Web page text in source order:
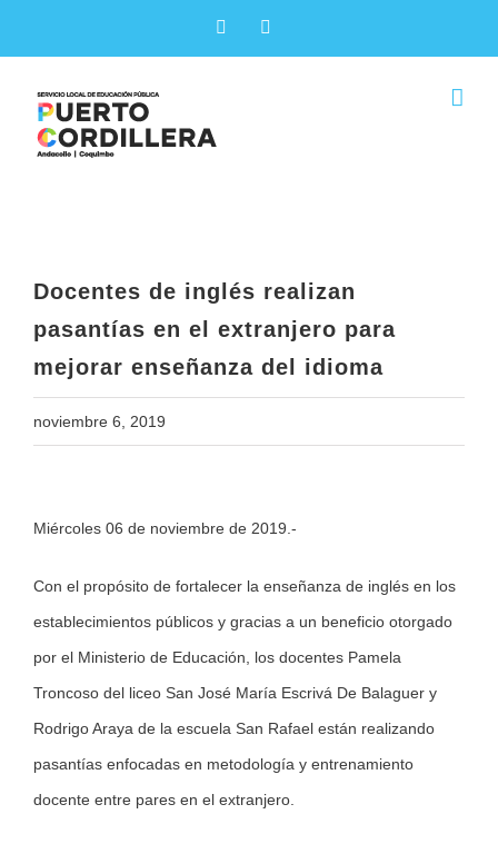
Facebook
Docentes de inglés realizan
pasantías en el extranjero para
mejorar enseñanza del idioma
noviembre 6, 2019
Larger
Miércoles 06 de noviembre de 2019.-
Con el propósito de fortalecer la enseñanza de inglés en los
establecimientos públicos y gracias a un beneficio otorgado
por el Ministerio de Educación, los docentes Pamela
Troncoso del liceo San José María Escrivá De Balaguer y
Rodrigo Araya de la escuela San Rafael están realizando
pasantías enfocadas en metodología y entrenamiento
docente entre pares en el extranjero.